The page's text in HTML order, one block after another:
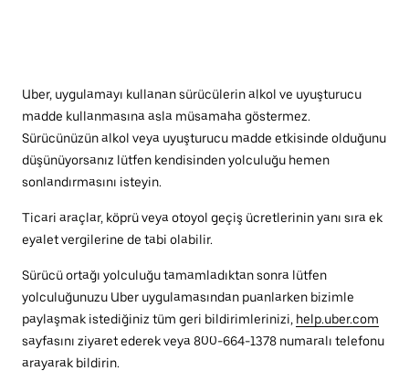
Uber, uygulamayı kullanan sürücülerin alkol ve uyuşturucu
madde kullanmasına asla müsamaha göstermez.
Sürücünüzün alkol veya uyuşturucu madde etkisinde olduğunu
düşünüyorsanız lütfen kendisinden yolculuğu hemen
sonlandırmasını isteyin.
Ticari araçlar, köprü veya otoyol geçiş ücretlerinin yanı sıra ek
eyalet vergilerine de tabi olabilir.
Sürücü ortağı yolculuğu tamamladıktan sonra lütfen
yolculuğunuzu Uber uygulamasından puanlarken bizimle
paylaşmak istediğiniz tüm geri bildirimlerinizi, help.uber.com
sayfasını ziyaret ederek veya 800-664-1378 numaralı telefonu
arayarak bildirin.